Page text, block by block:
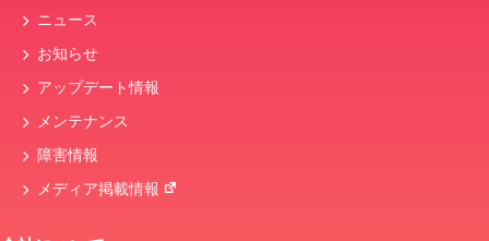
ニュース
お知らせ
アップデート情報
メンテナンス
障害情報
メディア掲載情報